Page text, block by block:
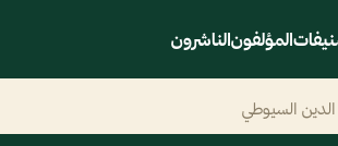
المؤلفونالناشرون
السيوطي